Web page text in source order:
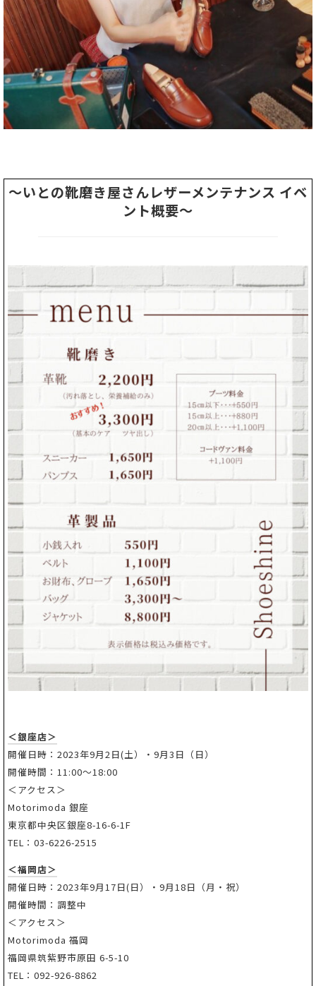
～いとの靴磨き屋さんレザーメンテナンス イベ
ント概要～
＜銀座店＞
開催日時：2023年9月2日(土）・9月3日（日）
開催時間：11:00～18:00
＜アクセス＞
Motorimoda 銀座
東京都中央区銀座8-16-6-1F
TEL：03-6226-2515
＜福岡店＞
開催日時：2023年9月17日(日）・9月18日（月・祝）
開催時間：調整中
＜アクセス＞
Motorimoda 福岡
福岡県筑紫野市原田 6-5-10
TEL：092-926-8862